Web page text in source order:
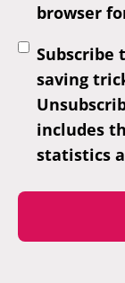
browser
saving
includes
statistics